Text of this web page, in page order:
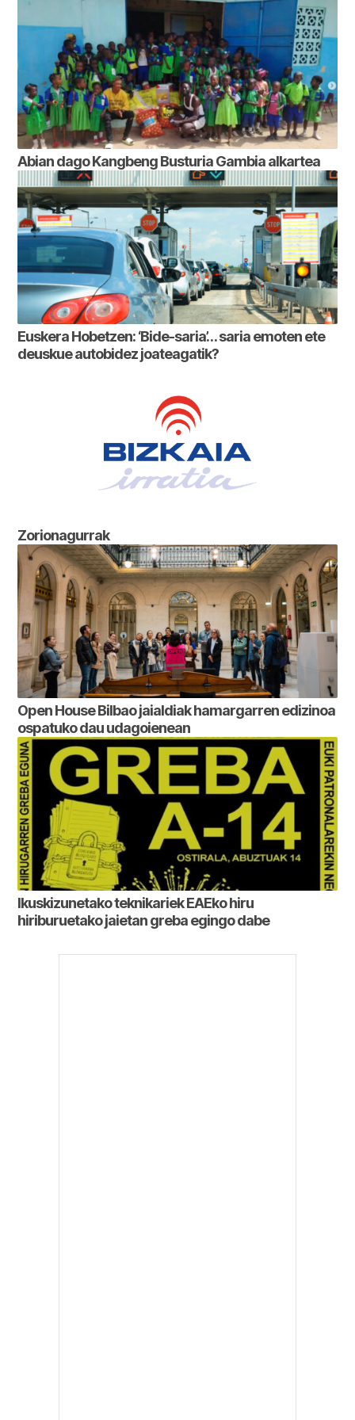
Abian dago Kangbeng Busturia Gambia alkartea
Euskera Hobetzen: ‘Bide-saria’… saria emoten ete
deuskue autobidez joateagatik?
Zorionagurrak
Open House Bilbao jaialdiak hamargarren edizinoa
ospatuko dau udagoienean
Ikuskizunetako teknikariek EAEko hiru
hiriburuetako jaietan greba egingo dabe